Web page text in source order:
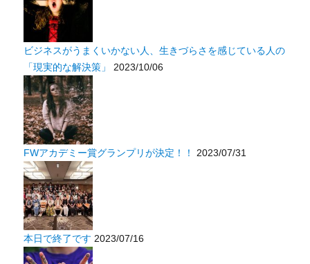
ビジネスがうまくいかない人、生きづらさを感じている人の
「現実的な解決策」
2023/10/06
FWアカデミー賞グランプリが決定！！ 2023/07/31
本日で終了です 2023/07/16